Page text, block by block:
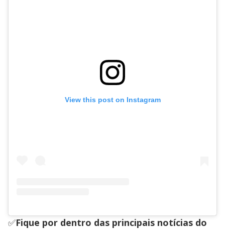
View this post on Instagram
✅Fique por dentro das principais notícias do